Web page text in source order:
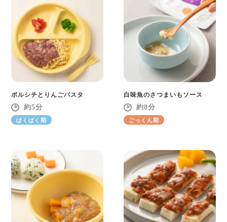
ボルシチとりんごパスタ
5
ぱくぱく期
白味魚のさつまいもソース
8
ごっくん期